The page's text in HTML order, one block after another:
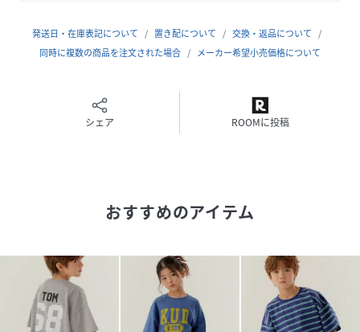
J207616-BL-090 QS6039
発送日・在庫表記について 置き配について
交換・返品について
同時に複数の商品を注文された場合
メーカー希望小売価格について
シェア ROOMに投稿
おすすめのアイテム